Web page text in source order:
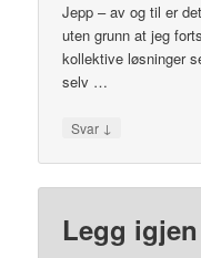
Jepp – av og til er
uten grunn at jeg
kollektive løsninger
selv …
Svar ↓
Legg